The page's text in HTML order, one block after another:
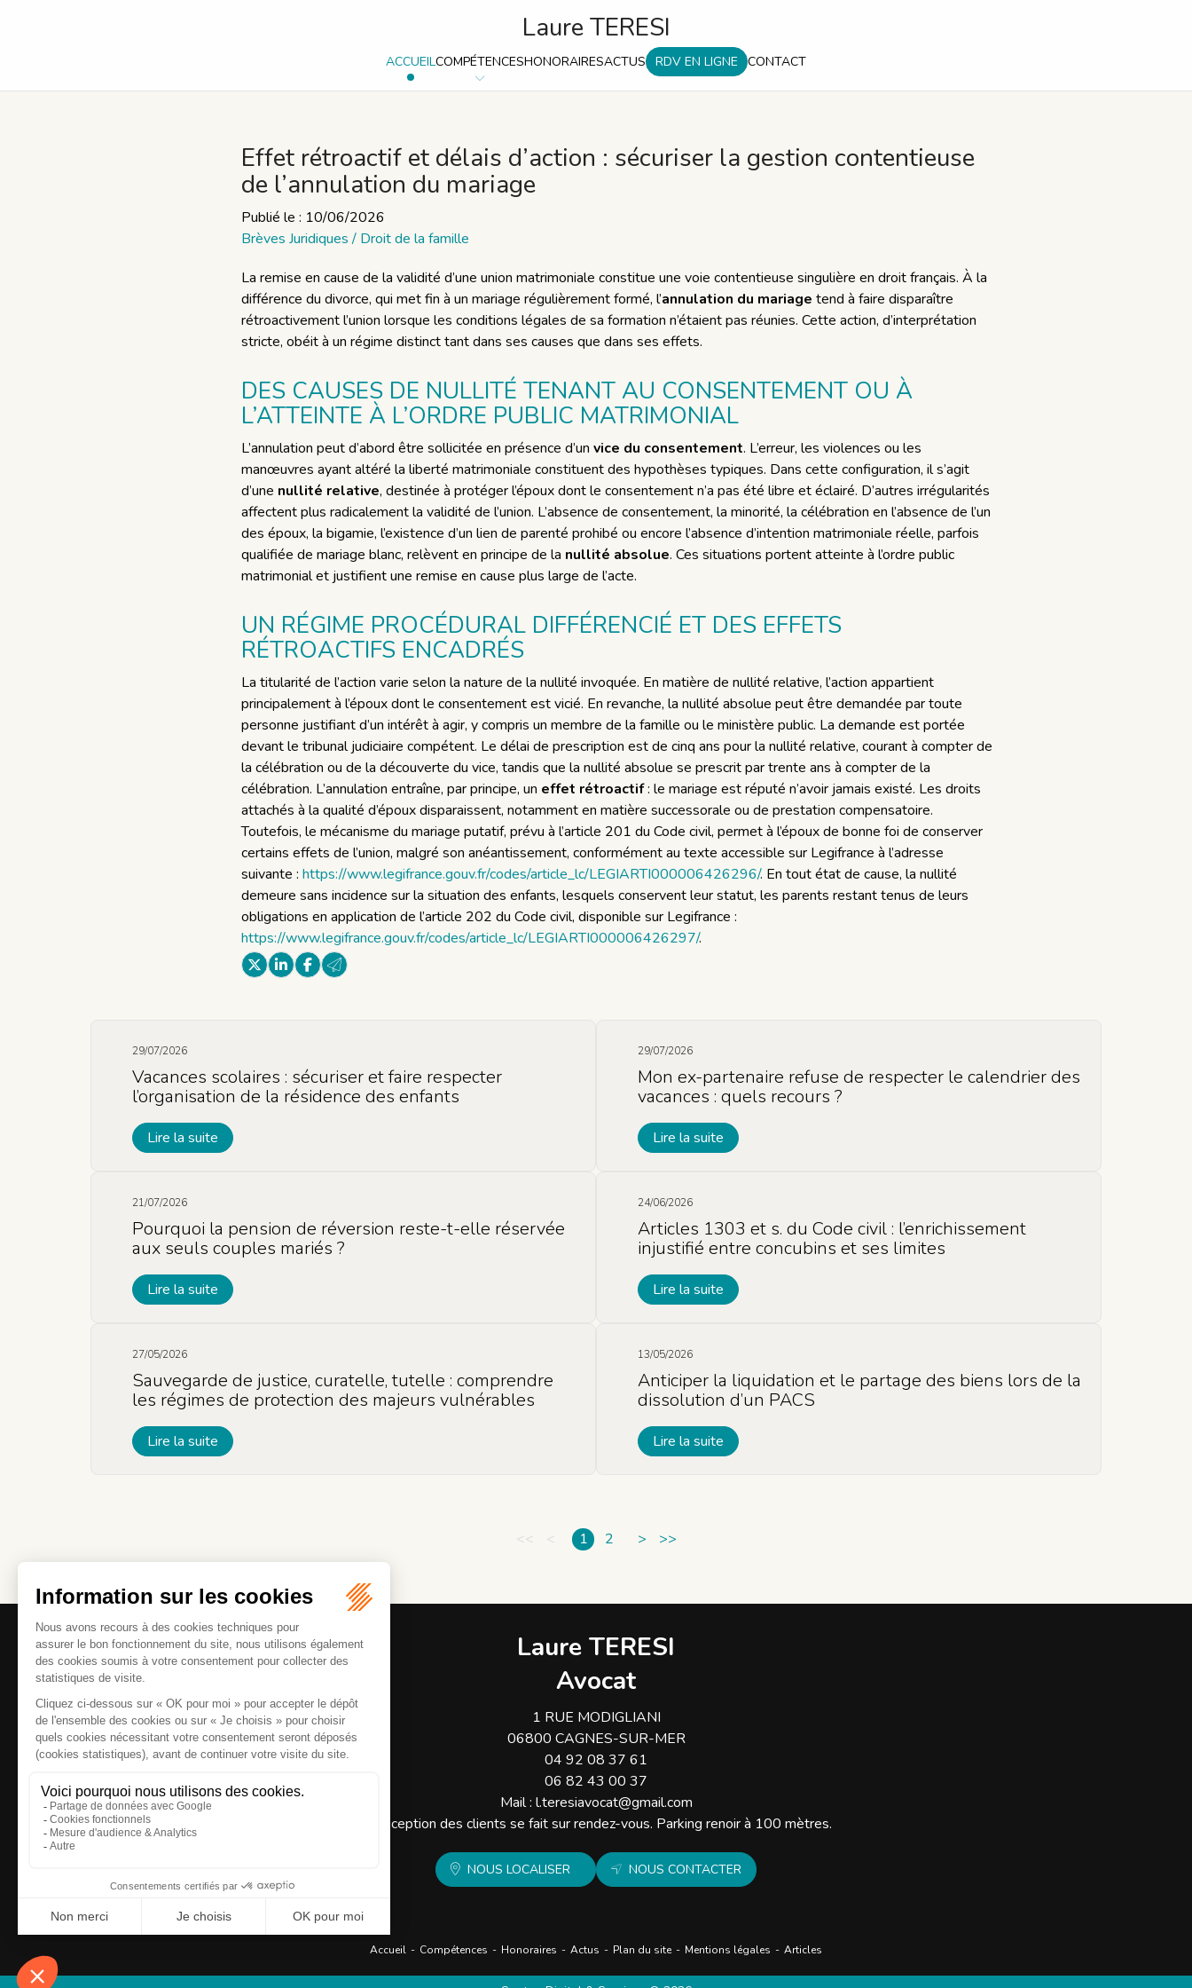
Laure TERESI
ACCUEILCOMPÉTENCESHONORAIRESACTUS RDV EN LIGNE CONTACT
Effet rétroactif et délais d’action : sécuriser la gestion contentieuse
de l’annulation du mariage
Publié le : 10/06/2026
Brèves Juridiques/ Droit de la famille
La remise en cause de la validité d’une union matrimoniale constitue une voie contentieuse singulière en droit français. À la
différence du divorce, qui met fin à un mariage régulièrement formé, l’annulation du mariage tend à faire disparaître
rétroactivement l’union lorsque les conditions légales de sa formation n’étaient pas réunies. Cette action, d’interprétation
stricte, obéit à un régime distinct tant dans ses causes que dans ses effets.
DES CAUSES DE NULLITÉ TENANT AU CONSENTEMENT OU À
L’ATTEINTE À L’ORDRE PUBLIC MATRIMONIAL
L’annulation peut d’abord être sollicitée en présence d’un vice du consentement. L’erreur, les violences ou les
manœuvres ayant altéré la liberté matrimoniale constituent des hypothèses typiques. Dans cette configuration, il s’agit
d’une nullité relative, destinée à protéger l’époux dont le consentement n’a pas été libre et éclairé. D’autres irrégularités
affectent plus radicalement la validité de l’union. L’absence de consentement, la minorité, la célébration en l’absence de l’un
des époux, la bigamie, l’existence d’un lien de parenté prohibé ou encore l’absence d’intention matrimoniale réelle, parfois
qualifiée de mariage blanc, relèvent en principe de la nullité absolue. Ces situations portent atteinte à l’ordre public
matrimonial et justifient une remise en cause plus large de l’acte.
UN RÉGIME PROCÉDURAL DIFFÉRENCIÉ ET DES EFFETS
RÉTROACTIFS ENCADRÉS
La titularité de l’action varie selon la nature de la nullité invoquée. En matière de nullité relative, l’action appartient
principalement à l’époux dont le consentement est vicié. En revanche, la nullité absolue peut être demandée par toute
personne justifiant d’un intérêt à agir, y compris un membre de la famille ou le ministère public. La demande est portée
devant le tribunal judiciaire compétent. Le délai de prescription est de cinq ans pour la nullité relative, courant à compter de
la célébration ou de la découverte du vice, tandis que la nullité absolue se prescrit par trente ans à compter de la
célébration. L’annulation entraîne, par principe, un effet rétroactif: le mariage est réputé n’avoir jamais existé. Les droits
attachés à la qualité d’époux disparaissent, notamment en matière successorale ou de prestation compensatoire.
Toutefois, le mécanisme du mariage putatif, prévu à l’article 201 du Code civil, permet à l’époux de bonne foi de conserver
certains effets de l’union, malgré son anéantissement, conformément au texte accessible sur Legifrance à l’adresse
suivante : https://www.legifrance.gouv.fr/codes/article_lc/LEGIARTI000006426296/. En tout état de cause, la nullité
demeure sans incidence sur la situation des enfants, lesquels conservent leur statut, les parents restant tenus de leurs
obligations en application de l’article 202 du Code civil, disponible sur Legifrance :
https://www.legifrance.gouv.fr/codes/article_lc/LEGIARTI000006426297/.
Vacances scolaires : sécuriser et faire respecter
l’organisation de la résidence des enfants
29/07/2026
Lire la suite
Mon ex-partenaire refuse de respecter le calendrier des
vacances : quels recours ?
29/07/2026
Lire la suite
Pourquoi la pension de réversion reste-t-elle réservée
aux seuls couples mariés ?
21/07/2026
Lire la suite
Articles 1303 et s. du Code civil : l’enrichissement
injustifié entre concubins et ses limites
24/06/2026
Lire la suite
Sauvegarde de justice, curatelle, tutelle : comprendre
les régimes de protection des majeurs vulnérables
27/05/2026
Lire la suite
Anticiper la liquidation et le partage des biens lors de la
dissolution d’un PACS
13/05/2026
Lire la suite
<< < 1 2 > >>
Laure TERESI
Avocat
1 RUE MODIGLIANI
06800 CAGNES-SUR-MER
04 92 08 37 61
06 82 43 00 37
Mail : l.teresiavocat@gmail.com
La réception des clients se fait sur rendez-vous. Parking renoir à 100 mètres.
NOUS LOCALISER NOUS CONTACTER
Accueil Compétences Honoraires Actus Plan du site Mentions légales Articles